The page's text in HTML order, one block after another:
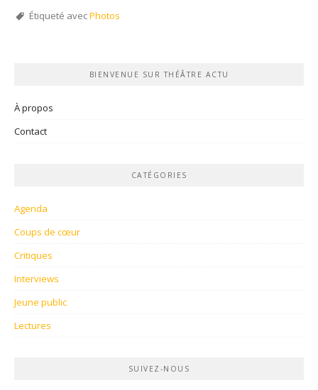
Étiqueté avecPhotos
BIENVENUE SUR THÉÂTRE ACTU
À propos
Contact
CATÉGORIES
Agenda
Coups de cœur
Critiques
Interviews
Jeune public
Lectures
SUIVEZ-NOUS